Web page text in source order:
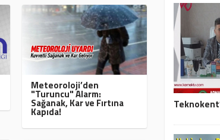
Meteoroloji’den
"Turuncu" Alarm:
Sağanak, Kar ve Fırtına
Kapıda!